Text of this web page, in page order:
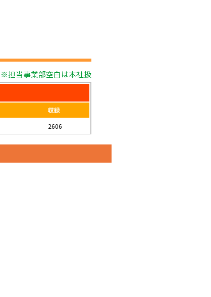
※担当事業部空白は本社扱
収録
2606